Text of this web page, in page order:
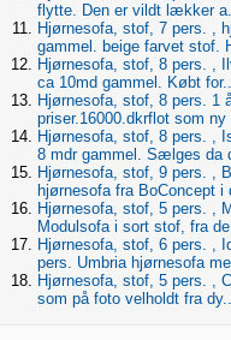
flytte. Den er vildt lækker
Hjørnesofa, stof, 7 pers. ,
gammel. beige farvet stof.
Hjørnesofa, stof, 8 pers. ,
ca 10md gammel. Købt for..
Hjørnesofa, stof, 8 pers. 1
priser.16000.dkrflot som
Hjørnesofa, stof, 8 pers. ,
8 mdr gammel. Sælges da
Hjørnesofa, stof, 9 pers. ,
hjørnesofa fra BoConcept i
Hjørnesofa, stof, 5 pers. ,
Modulsofa i sort stof, fra
Hjørnesofa, stof, 6 pers. ,
pers. Umbria hjørnesofa
Hjørnesofa, stof, 5 pers. ,
som på foto velholdt fra dy..